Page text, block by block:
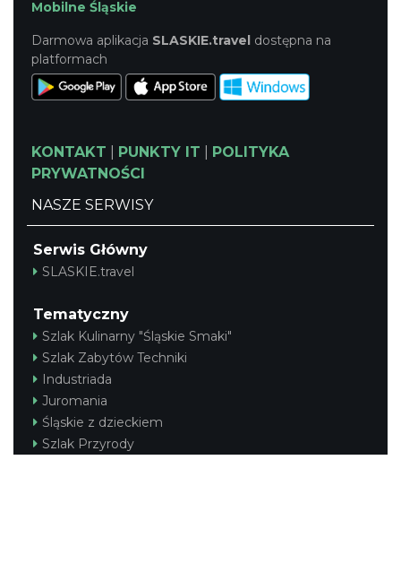
Mobilne Śląskie
Darmowa aplikacja SLASKIE.travel dostępna na
platformach
KONTAKT PUNKTY IT
POLITYKA
PRYWATNOŚCI
NASZE SERWISY
Serwis Główny
SLASKIE.travel
Tematyczny
Szlak Kulinarny "Śląskie Smaki"
Szlak Zabytów Techniki
Industriada
Juromania
Śląskie z dzieckiem
Szlak Przyrody